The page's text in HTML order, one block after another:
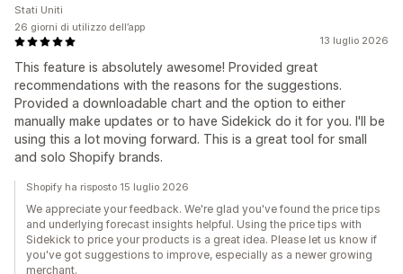
13 luglio 2026
This feature is absolutely awesome! Provided great
recommendations with the reasons for the suggestions.
Provided a downloadable chart and the option to either
manually make updates or to have Sidekick do it for you. I'll be
using this a lot moving forward. This is a great tool for small
and solo Shopify brands.
Stati Uniti
26 giorni di utilizzo dell’app
Shopify ha risposto 15 luglio 2026
We appreciate your feedback. We're glad you've found the price tips
and underlying forecast insights helpful. Using the price tips with
Sidekick to price your products is a great idea. Please let us know if
you've got suggestions to improve, especially as a newer growing
merchant.